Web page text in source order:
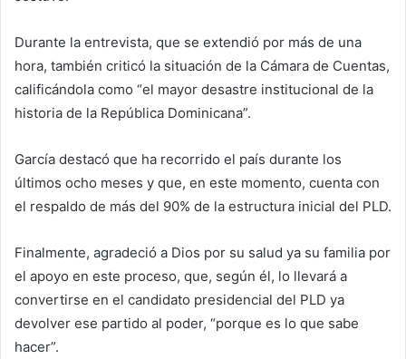
Durante la entrevista, que se extendió por más de una
hora, también criticó la situación de la Cámara de Cuentas,
calificándola como “el mayor desastre institucional de la
historia de la República Dominicana”.
García destacó que ha recorrido el país durante los
últimos ocho meses y que, en este momento, cuenta con
el respaldo de más del 90% de la estructura inicial del PLD.
Finalmente, agradeció a Dios por su salud ya su familia por
el apoyo en este proceso, que, según él, lo llevará a
convertirse en el candidato presidencial del PLD ya
devolver ese partido al poder, “porque es lo que sabe
hacer”.